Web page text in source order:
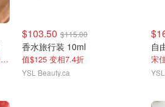
黄一白/中性一白选这个色 色号暂时缺货
$103.50 $115.00
香水旅行装 10ml
值$125 变相7.4折
YSL Beauty.ca
宋